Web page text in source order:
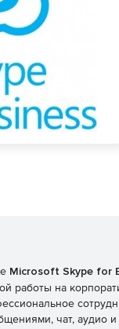
Microsoft Skype for
работы на
чат, аудио